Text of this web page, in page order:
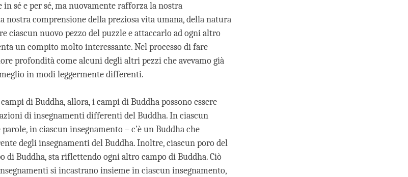
sé e per sé, ma nuovamente rafforza la nostra
nostra comprensione della preziosa vita umana, della natura
ciascun nuovo pezzo del puzzle e attaccarlo ad ogni altro
un compito molto interessante. Nel processo di fare
profondità come alcuni degli altri pezzi che avevamo già
in modi leggermente differenti.
di Buddha, allora, i campi di Buddha possono essere
di insegnamenti differenti del Buddha. In ciascun
in ciascun insegnamento – c’è un Buddha che
degli insegnamenti del Buddha. Inoltre, ciascun poro del
di Buddha, sta riflettendo ogni altro campo di Buddha. Ciò
si incastrano insieme in ciascun insegnamento,